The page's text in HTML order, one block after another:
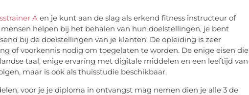
A en je kunt aan de slag als erkend fitness instructeur of
helpen bij het behalen van hun doelstellingen, je bent
bij de doelstellingen van je klanten. De opleiding is zeer
of voorkennis nodig om toegelaten te worden. De enige eisen die
taal, enige ervaring met digitale middelen en een leeftijd van
maar is ook als thuisstudie beschikbaar.
voor je je diploma in ontvangst mag nemen dien je alle 3 de